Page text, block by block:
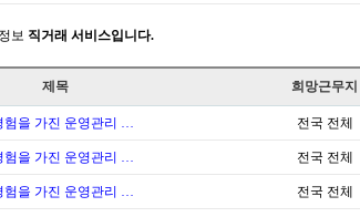
보 직거래 서비스입니다.
제목 희망근무지
험을 가진 운영관리 … 전국 전체
험을 가진 운영관리 … 전국 전체
험을 가진 운영관리 … 전국 전체